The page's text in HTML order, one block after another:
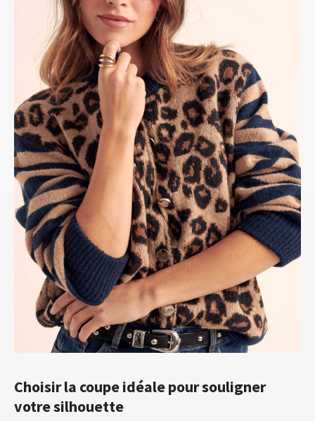
Choisir la coupe idéale pour souligner
votre silhouette